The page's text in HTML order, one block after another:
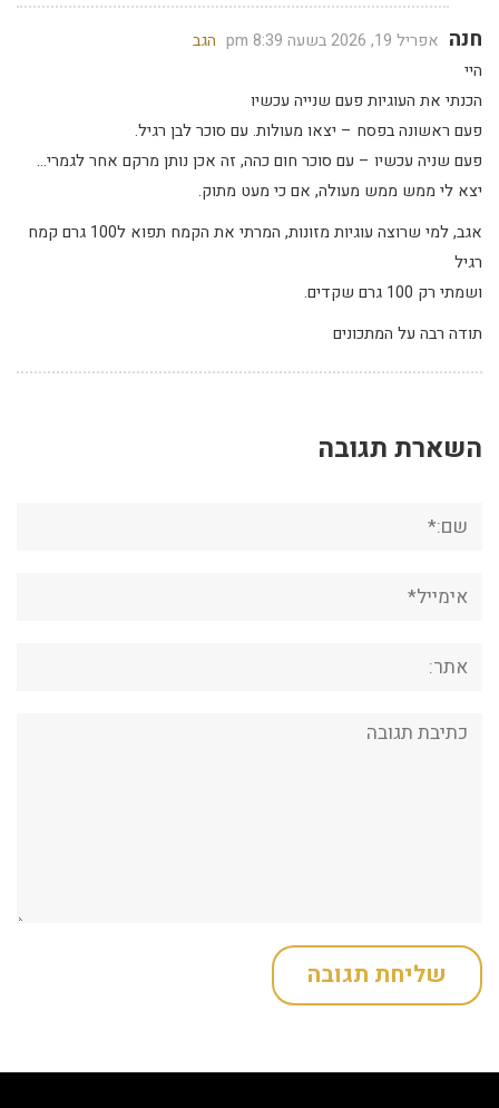
חנה אפריל 19, 2026 בשעה 8:39 pm
הגב
היי
הכנתי את העוגיות פעם שנייה עכשיו
פעם ראשונה בפסח – יצאו מעולות. עם סוכר לבן רגיל.
פעם שניה עכשיו – עם סוכר חום כהה, זה אכן נותן מרקם אחר לגמרי…
יצא לי ממש ממש מעולה, אם כי מעט מתוק.
אגב, למי שרוצה עוגיות מזונות, המרתי את הקמח תפוא ל100 גרם קמח
רגיל
ושמתי רק 100 גרם שקדים.
תודה רבה על המתכונים
השארת תגובה
אימייל*
תגובה: